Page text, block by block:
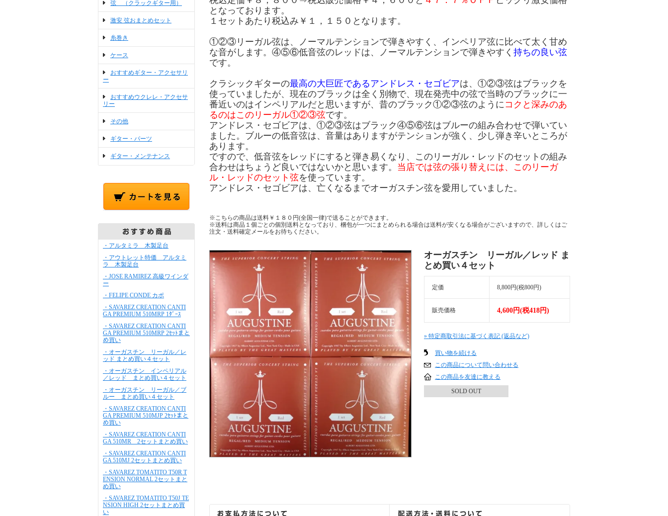
弦 （クラックギター用）
激安 弦おまとめセット
糸巻き
ケース
おすすめギター・アクセサリ
ー
おすすめウクレレ・アクセサ
リー
その他
ギター・パーツ
ギター・メンテナンス
・アルタミラ 木製足台
・アウトレット特価 アルタミ
ラ 木製足台
・JOSE RAMIREZ 高級ワインダ
ー
・FELIPE CONDE カポ
・SAVAREZ CREATION CANTI
GA PREMIUM 510MRP 1ﾀﾞｰｽ
・SAVAREZ CREATION CANTI
GA PREMIUM 510MRP 2ｾｯﾄまと
め買い
・オーガスチン リーガル／レ
ッド まとめ買い４セット
・オーガスチン インペリアル
／レッド まとめ買い４セット
・オーガスチン リーガル／ブ
ルー まとめ買い４セット
・SAVAREZ CREATION CANTI
GA PREMIUM 510MJP 2ｾｯﾄまと
め買い
・SAVAREZ CREATION CANTI
GA 510MR 2セットまとめ買い
・SAVAREZ CREATION CANTI
GA 510MJ 2セットまとめ買い
・SAVAREZ TOMATITO T50R T
ENSION NORMAL 2セットまと
め買い
・SAVAREZ TOMATITO T50J TE
NSION HIGH 2セットまとめ買
い
となっております。
１セットあたり税込み￥１，１５０となります。
①②③リーガル弦は、ノーマルテンションで弾きやすく、インペリア弦に比べて太く甘め
な音がします。④⑤⑥低音弦のレッドは、ノーマルテンションで弾きやすく 持ちの良い弦
です。
クラシックギターの最高の大巨匠であるアンドレス・セゴビアは、①②③弦はブラックを
使っていましたが、現在のブラックは全く別物で、現在発売中の弦で当時のブラックに一
番近いのはインペリアルだと思いますが、昔のブラック①②③弦のようにコクと深みのあ
るのはこのリーガル①②③弦です。
アンドレス・セゴビアは、①②③弦はブラック④⑤⑥弦はブルーの組み合わせで弾いてい
ました。ブルーの低音弦は、音量はありますがテンションが強く、少し弾き辛いところが
あります。
ですので、低音弦をレッドにすると弾き易くなり、このリーガル・レッドのセットの組み
合わせはちょうど良いではないかと思います。 当店では弦の張り替えには、このリーガ
ル・レッドのセット弦を使っています。
アンドレス・セゴビアは、亡くなるまでオーガスチン弦を愛用していました。
※こちらの商品は送料￥１８０円(全国一律)で送ることができます。
※送料は商品１個ごとの個別送料となっており、梱包が一つにまとめられる場合は送料が安くなる場合がございますので、詳しくはご
注文・送料確定メールをお待ちください。
オーガスチン リーガル／レッド ま
とめ買い４セット
定価 8,800円(税800円)
販売価格 4,600円(税418円)
» 特定商取引法に基づく表記 (返品など)
買い物を続ける
この商品について問い合わせる
この商品を友達に教える
SOLD OUT